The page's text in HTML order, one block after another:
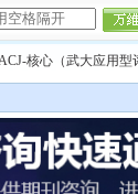
核心（武大应用型